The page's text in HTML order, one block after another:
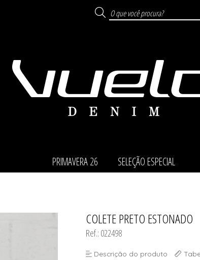
PRIMAVERA 26
TODOS
SELEÇÃO ESPECIAL
TODOS DE
COLETE PRETO ESTONADO
Ref.: 022498
Descrição do produto